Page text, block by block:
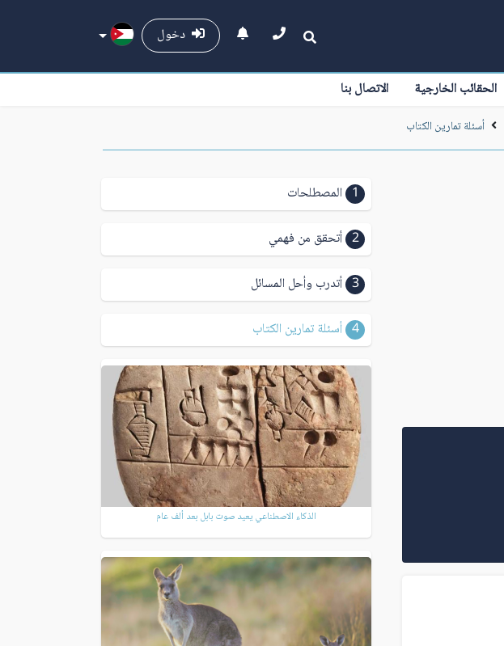
دخول
الحقائب الخارجية الاتصال بنا
أسئلة تمارين الكتاب
1 المصطلحات
2 أتحقق من فهمي
3 أتدرب وأحل المسائل
4 أسئلة تمارين الكتاب
الذكاء الاصطناعي يعيد صوت بابل بعد ألف عام